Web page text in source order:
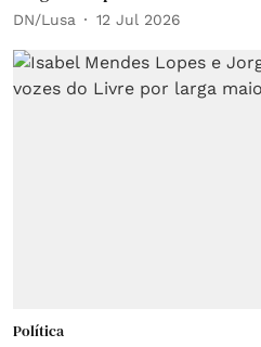
DN/Lusa 12 Jul 2026
Política